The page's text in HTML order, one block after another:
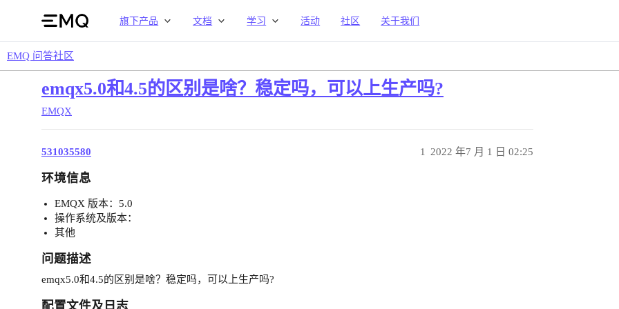
旗下产品 文档 学习 活动 社区 关于我们
EMQ 问答社区
emqx5.0和4.5的区别是啥？稳定吗，可以上生产吗?
EMQX
531035580 2022 年7 月 1 日 02:25
1
环境信息
EMQX 版本：5.0
操作系统及版本：
其他
问题描述
emqx5.0和4.5的区别是啥？稳定吗，可以上生产吗?
配置文件及日志